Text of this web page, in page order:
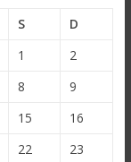
S
D
1
2
8
9
15
16
22
23